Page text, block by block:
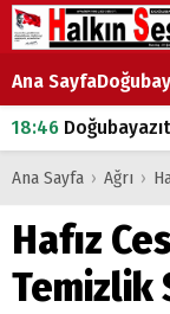
Ana Sayfa
18:46Doğubayazıt’ın
07:53
07:00DEVLET ve
18:29 ÇARŞI
Ana Sayfa › Ağrı ›
Hafız